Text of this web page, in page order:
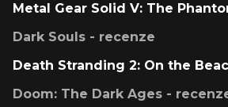
Metal Gear Solid V: The
Dark Souls - recenze
Death Stranding 2: On the
Doom: The Dark Ages -